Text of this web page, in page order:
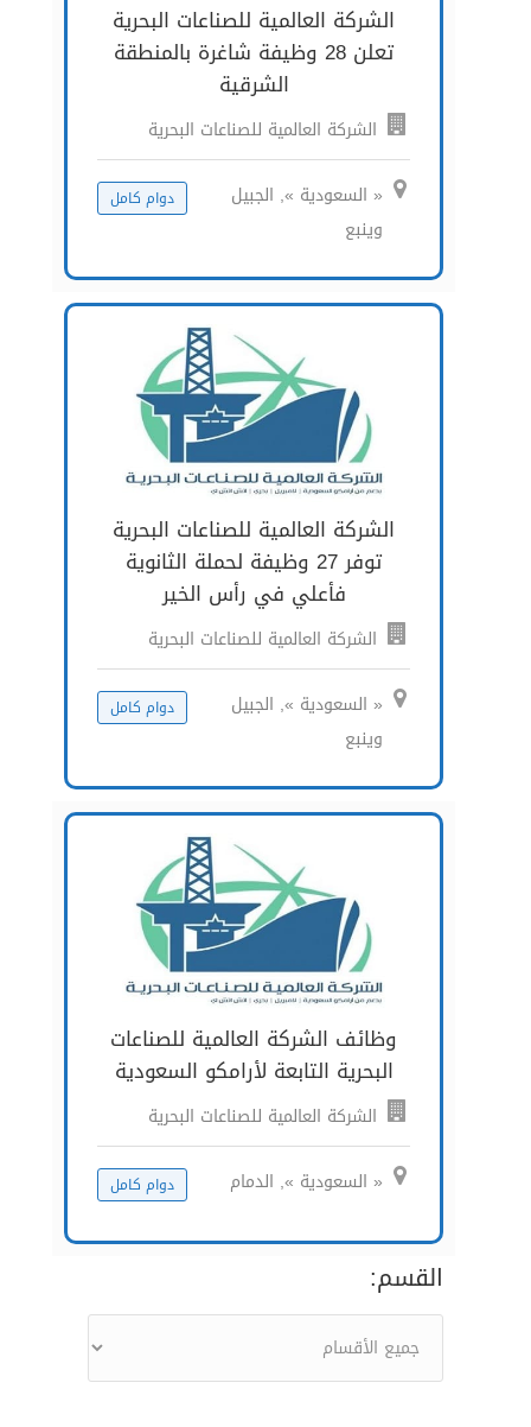
الشركة العالمية للصناعات البحرية
تعلن 28 وظيفة شاغرة بالمنطقة
الشرقية
الشركة العالمية للصناعات البحرية
« السعودية », الجبيل
وينبع
دوام كامل
الشركة العالمية للصناعات البحرية
توفر 27 وظيفة لحملة الثانوية
فأعلي في رأس الخير
الشركة العالمية للصناعات البحرية
« السعودية », الجبيل
وينبع
دوام كامل
وظائف الشركة العالمية للصناعات
البحرية التابعة لأرامكو السعودية
الشركة العالمية للصناعات البحرية
« السعودية », الدمام دوام كامل
القسم: